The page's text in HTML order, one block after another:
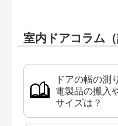
室内ドアコラム（
ドアの幅の
電製品の搬入
サイズは？